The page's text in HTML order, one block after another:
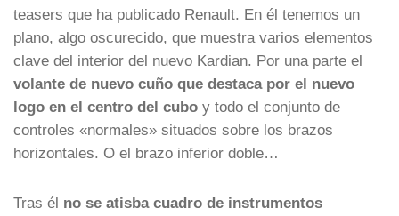
teasers que ha publicado Renault. En él tenemos un
plano, algo oscurecido, que muestra varios elementos
clave del interior del nuevo Kardian. Por una parte el
volante de nuevo cuño que destaca por el nuevo
logo en el centro del cubo y todo el conjunto de
controles «normales» situados sobre los brazos
horizontales. O el brazo inferior doble…
Tras él no se atisba cuadro de instrumentos